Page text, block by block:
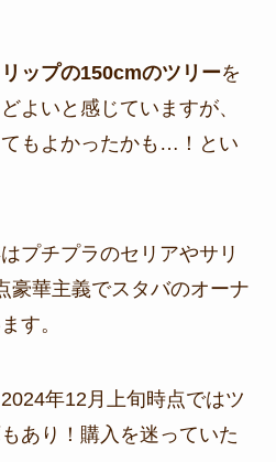
ップの150cmのツリーを
よいと感じていますが、
もよかったかも…！とい
プチプラのセリアやサリ
豪華主義でスタバのオーナ
す。
年12月上旬時点ではツ
あり！購入を迷っていた